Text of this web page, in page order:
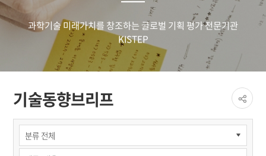
과학기술 미래가치를 창조하는 글로벌 기획 평가 전문기관
KISTEP
기술동향브리프
페이지
공유
share
주요
사업